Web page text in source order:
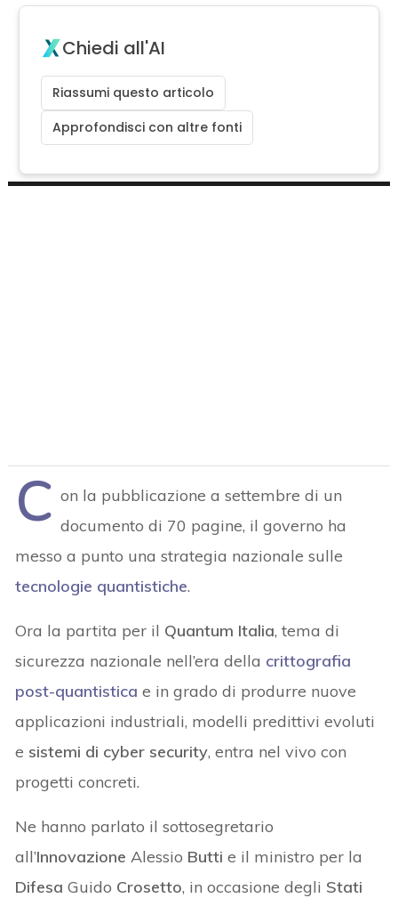
Chiedi all'AI
Riassumi questo articolo
Approfondisci con altre fonti
C on la pubblicazione a settembre di un
documento di 70 pagine, il governo ha
messo a punto una strategia nazionale sulle
tecnologie quantistiche.
Ora la partita per il Quantum Italia, tema di
sicurezza nazionale nell’era della crittografia
post-quantistica e in grado di produrre nuove
applicazioni industriali, modelli predittivi evoluti
e sistemi di cyber security, entra nel vivo con
progetti concreti.
Ne hanno parlato il sottosegretario
all’InnovazioneAlessio Butti e il ministro per la
DifesaGuido Crosetto, in occasione degli Stati